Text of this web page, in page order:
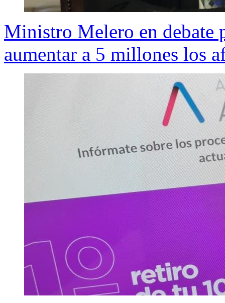
Ministro Melero en debate
aumentar a 5 millones los